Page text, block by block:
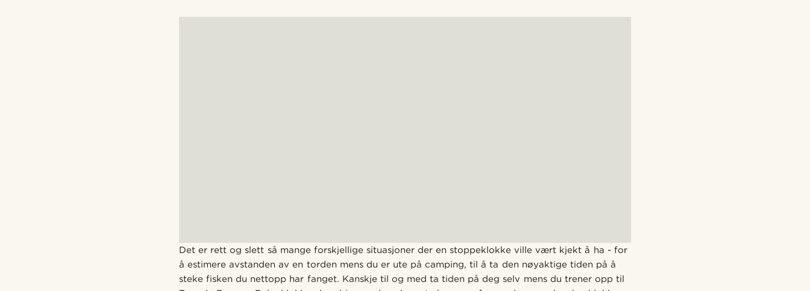
Det er rett og slett så mange forskjellige situasjoner der en stoppeklokke ville vært kjekt å ha - for
å estimere avstanden av en torden mens du er ute på camping, til å ta den nøyaktige tiden på å
steke fisken du nettopp har fanget. Kanskje til og med ta tiden på deg selv mens du trener opp til